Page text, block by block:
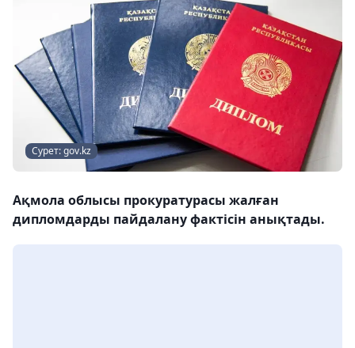
Сурет: gov.kz
Ақмола облысы прокуратурасы жалған
дипломдарды пайдалану фактісін анықтады.